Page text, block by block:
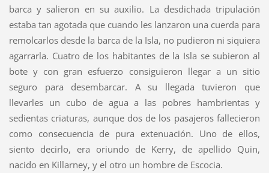
barca y salieron en su auxilio. La desdichada tripulación
estaba tan agotada que cuando les lanzaron una cuerda para
remolcarlos desde la barca de la Isla, no pudieron ni siquiera
agarrarla. Cuatro de los habitantes de la Isla se subieron al
bote y con gran esfuerzo consiguieron llegar a un sitio
seguro para desembarcar. A su llegada tuvieron que
llevarles un cubo de agua a las pobres hambrientas y
sedientas criaturas, aunque dos de los pasajeros fallecieron
como consecuencia de pura extenuación. Uno de ellos,
siento decirlo, era oriundo de Kerry, de apellido Quin,
nacido en Killarney, y el otro un hombre de Escocia.